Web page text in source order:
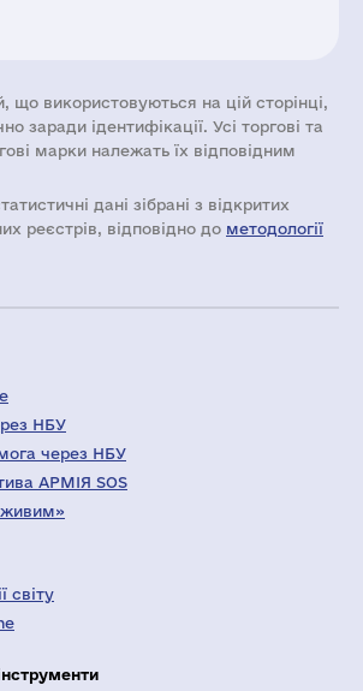
що використовуються на цій сторінці,
заради ідентифікації. Усі торгові та
марки належать їх відповідним
дані зібрані з відкритих
реєстрів, відповідно до методології
НБУ
через НБУ
АРМІЯ SOS
світу